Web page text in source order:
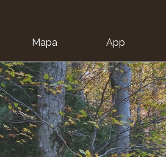
Mapa App